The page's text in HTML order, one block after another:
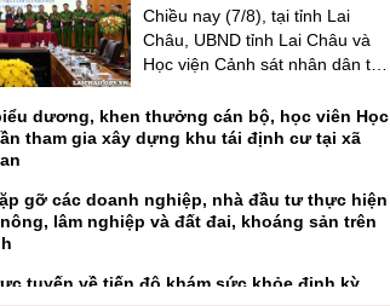
Chiều nay (7/8), tại tỉnh Lai
Châu, UBND tỉnh Lai Châu và
Học viện Cảnh sát nhân dân tổ
tác giai đoạn 2026 - 2030. Các
đồng chí: Tống Thanh Hải - Ủy
tỉnh Lai ...
dương, khen thưởng cán bộ, học viên Học
tham gia xây dựng khu tái định cư tại xã
gỡ các doanh nghiệp, nhà đầu tư thực hiện
lâm nghiệp và đất đai, khoáng sản trên
tuyến về tiến độ khám sức khỏe định kỳ